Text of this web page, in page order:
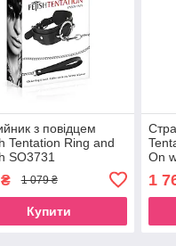
з повідцем
Tentation Ring and
SO3731
1 079 ₴
Купити
On
1